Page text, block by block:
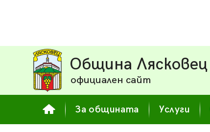
Община Лясковец
официален сайт
За общината Услуги